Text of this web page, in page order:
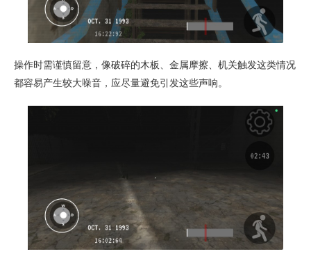
操作时需谨慎留意，像破碎的木板、金属摩擦、机关触发这类情况
都容易产生较大噪音，应尽量避免引发这些声响。